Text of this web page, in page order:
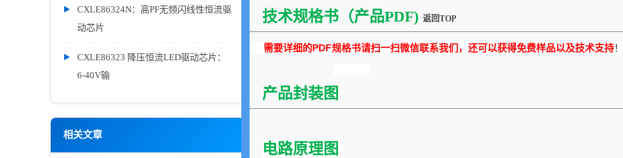
CXLE86324N：高PF无频闪线性恒流驱
动芯片
CXLE86323 降压恒流LED驱动芯片：
6-40V输
相关文章
技术规格书（产品PDF) 返回TOP
需要详细的PDF规格书请扫一扫微信联系我们，还可以获得免费样品以及技术支持！
产品封装图
电路原理图